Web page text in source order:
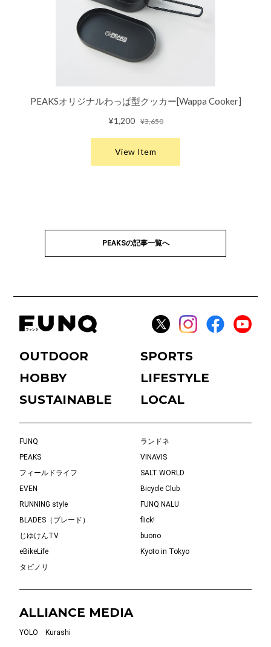
PEAKSの記事一覧へ
OUTDOOR
SPORTS
HOBBY
LIFESTYLE
SUSTAINABLE
LOCAL
FUNQ
ランドネ
PEAKS
VINAVIS
フィールドライフ
SALT WORLD
EVEN
Bicycle Club
RUNNING style
FUNQ NALU
BLADES（ブレード）
flick!
じゆけんTV
buono
eBikeLife
Kyoto in Tokyo
タビノリ
ALLIANCE MEDIA
YOLO Kurashi